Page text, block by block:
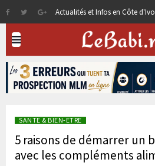
Actualités et Infos en Côte
SANTE & BIEN-ETRE
5 raisons de démarrer un
avec les compléments